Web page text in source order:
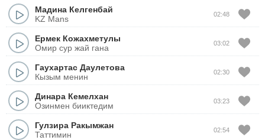
Мадина Келгенбай
KZ Mans
02:48
Ермек Кожахметулы
Омир сур жай гана
03:02
Гаухартас Даулетова
Кызым менин
02:30
Динара Кемелхан
Озинмен бииктедим
03:23
Гулзира Ракымжан
Таттимин
02:54